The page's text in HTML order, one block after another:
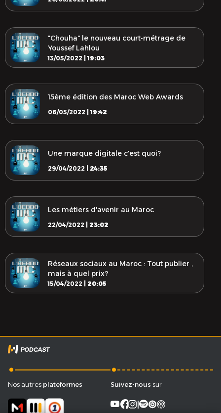
"Chouha" le nouveau court-métrage de
Youssef Lahlou
13/05/2022 |19:03
15ème édition des Maroc Web Awards
06/05/2022 |19:42
Une marque digitale c'est quoi?
29/04/2022 | 24:35
Les métiers d'avenir au Maroc
22/04/2022 | 23:02
Réseaux sociaux au Maroc : Tout publier ,
mais à quel prix?
15/04/2022 | 20:05
. .
Nos autres plateformes Suivez-nous sur
facebook